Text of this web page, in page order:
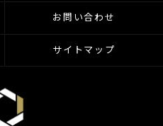
お問い合わせ
サイトマップ